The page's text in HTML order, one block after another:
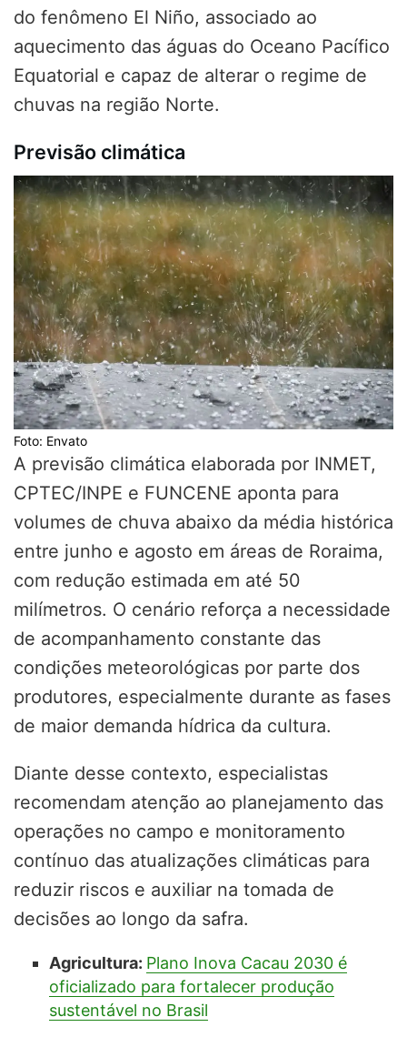
do fenômeno El Niño, associado ao
aquecimento das águas do Oceano Pacífico
Equatorial e capaz de alterar o regime de
chuvas na região Norte.
Previsão climática
Foto: Envato
A previsão climática elaborada por INMET,
CPTEC/INPE e FUNCENE aponta para
volumes de chuva abaixo da média histórica
entre junho e agosto em áreas de Roraima,
com redução estimada em até 50
milímetros. O cenário reforça a necessidade
de acompanhamento constante das
condições meteorológicas por parte dos
produtores, especialmente durante as fases
de maior demanda hídrica da cultura.
Diante desse contexto, especialistas
recomendam atenção ao planejamento das
operações no campo e monitoramento
contínuo das atualizações climáticas para
reduzir riscos e auxiliar na tomada de
decisões ao longo da safra.
Agricultura: Plano Inova Cacau 2030 é
oficializado para fortalecer produção
sustentável no Brasil